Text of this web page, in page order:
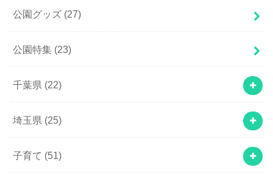
公園グッズ (27)
公園特集 (23)
千葉県 (22)
埼玉県 (25)
子育て (51)